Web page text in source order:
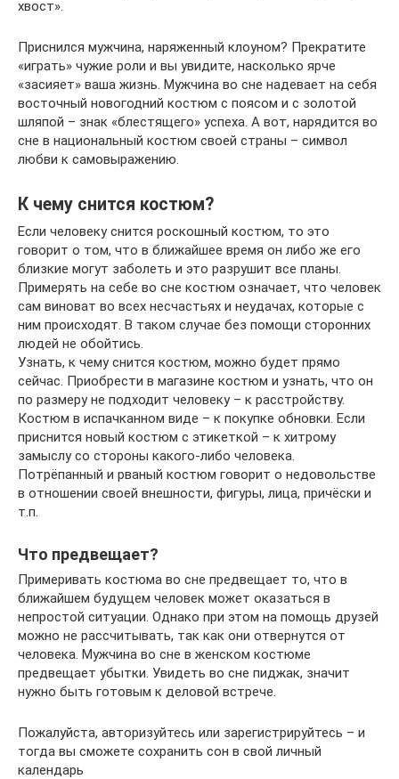
хвост».
Приснился мужчина, наряженный клоуном? Прекратите
«играть» чужие роли и вы увидите, насколько ярче
«засияет» ваша жизнь. Мужчина во сне надевает на себя
восточный новогодний костюм с поясом и с золотой
шляпой – знак «блестящего» успеха. А вот, нарядится во
сне в национальный костюм своей страны – символ
любви к самовыражению.
К чему снится костюм?
Если человеку снится роскошный костюм, то это
говорит о том, что в ближайшее время он либо же его
близкие могут заболеть и это разрушит все планы.
Примерять на себе во сне костюм означает, что человек
сам виноват во всех несчастьях и неудачах, которые с
ним происходят. В таком случае без помощи сторонних
людей не обойтись.
Узнать, к чему снится костюм, можно будет прямо
сейчас. Приобрести в магазине костюм и узнать, что он
по размеру не подходит человеку – к расстройству.
Костюм в испачканном виде – к покупке обновки. Если
приснится новый костюм с этикеткой – к хитрому
замыслу со стороны какого-либо человека.
Потрёпанный и рваный костюм говорит о недовольстве
в отношении своей внешности, фигуры, лица, причёски и
т.п.
Что предвещает?
Примеривать костюма во сне предвещает то, что в
ближайшем будущем человек может оказаться в
непростой ситуации. Однако при этом на помощь друзей
можно не рассчитывать, так как они отвернутся от
человека. Мужчина во сне в женском костюме
предвещает убытки. Увидеть во сне пиджак, значит
нужно быть готовым к деловой встрече.
Пожалуйста, авторизуйтесь или зарегистрируйтесь – и
тогда вы сможете сохранить сон в свой личный
календарь